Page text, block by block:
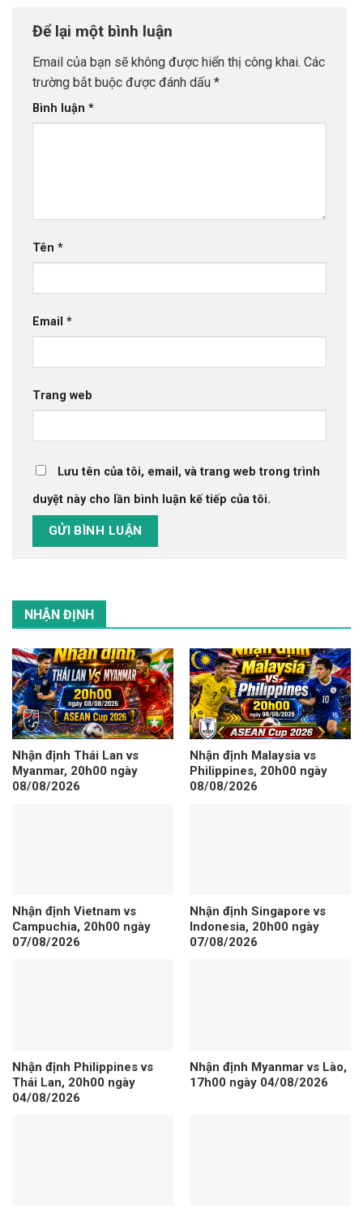
Để lại một bình luận
Email của bạn sẽ không được hiển thị công khai. Các
trường bắt buộc được đánh dấu *
Bình luận *
Tên *
Email *
Trang web
Lưu tên của tôi, email, và trang web trong trình
duyệt này cho lần bình luận kế tiếp của tôi.
NHẬN ĐỊNH
Nhận định Thái Lan vs
Myanmar, 20h00 ngày
08/08/2026
Nhận định Malaysia vs
Philippines, 20h00 ngày
08/08/2026
Nhận định Vietnam vs
Campuchia, 20h00 ngày
07/08/2026
Nhận định Singapore vs
Indonesia, 20h00 ngày
07/08/2026
Nhận định Philippines vs
Thái Lan, 20h00 ngày
04/08/2026
Nhận định Myanmar vs Lào,
17h00 ngày 04/08/2026